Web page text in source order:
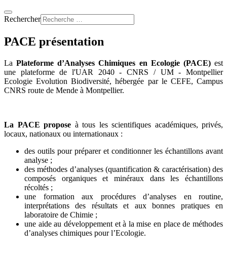
Rechercher
PACE présentation
LaPlateforme d’Analyses Chimiques en Ecologie (PACE)est
une plateforme de l'UAR 2040 - CNRS / UM - Montpellier
Ecologie Evolution Biodiversité, hébergée par le CEFE, Campus
CNRS route de Mende à Montpellier.
La PACE propose à tous les scientifiques académiques, privés,
locaux, nationaux ou internationaux :
des outils pour préparer et conditionner les échantillons avant
analyse ;
des méthodes d’analyses (quantification & caractérisation) des
composés organiques et minéraux dans les échantillons
récoltés ;
une formation aux procédures d’analyses en routine,
interprétations des résultats et aux bonnes pratiques en
laboratoire de Chimie ;
une aide au développement et à la mise en place de méthodes
d’analyses chimiques pour l’Ecologie.